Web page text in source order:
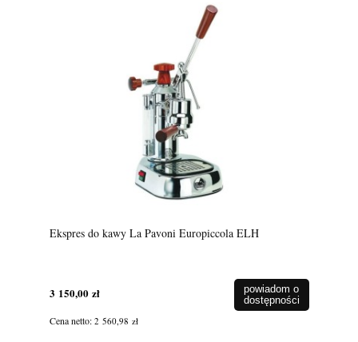
Ekspres do kawy La Pavoni Europiccola ELH
3 150,00 zł
Cena netto: 2 560,98 zł
powiadom o
dostępności